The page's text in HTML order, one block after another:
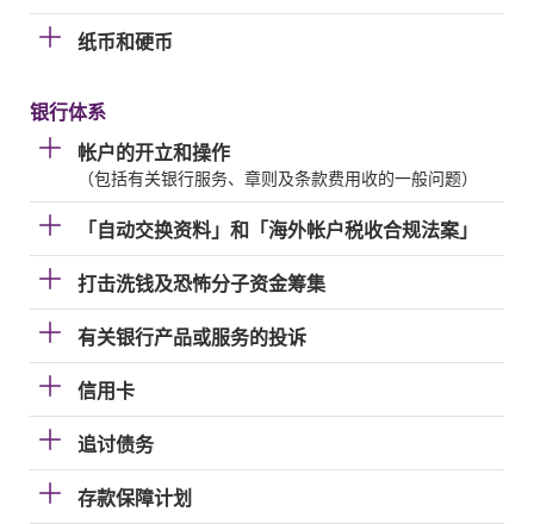
纸币和硬币
银行体系
帐户的开立和操作
（包括有关银行服务、章则及条款费用收的一般问题）
「自动交换资料」和「海外帐户税收合规法案」
打击洗钱及恐怖分子资金筹集
有关银行产品或服务的投诉
信用卡
追讨债务
存款保障计划